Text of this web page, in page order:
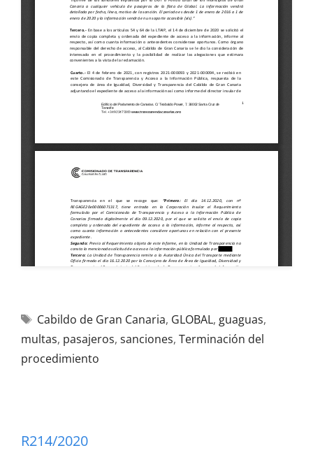
Cabildo de Gran Canaria, GLOBAL, guaguas,
multas, pasajeros, sanciones, Terminación del
procedimiento
R214/2020